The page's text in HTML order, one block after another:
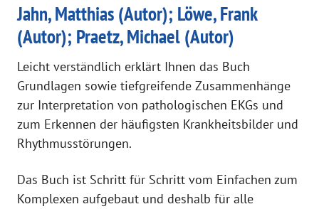
Jahn, Matthias (Autor); Löwe, Frank
(Autor); Praetz, Michael (Autor)
Leicht verständlich erklärt Ihnen das Buch
Grundlagen sowie tiefgreifende Zusammenhänge
zur Interpretation von pathologischen EKGs und
zum Erkennen der häufigsten Krankheitsbilder und
Rhythmusstörungen.
Das Buch ist Schritt für Schritt vom Einfachen zum
Komplexen aufgebaut und deshalb für alle